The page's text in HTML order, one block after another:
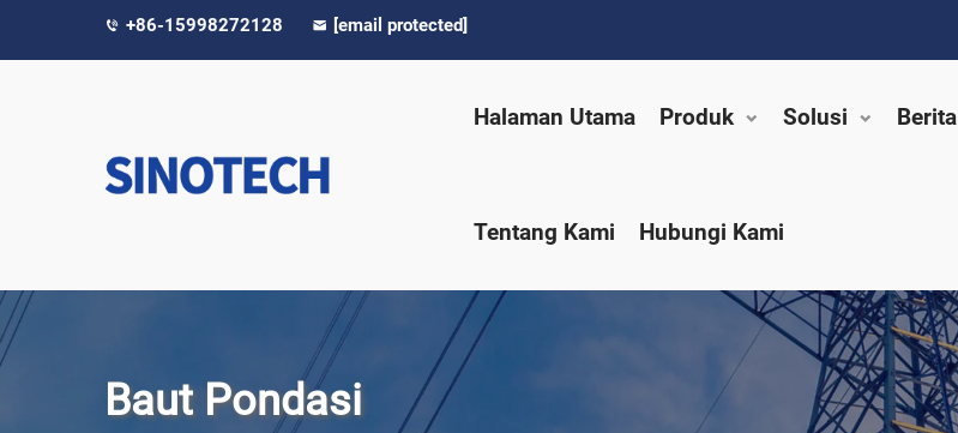
+86-15998272128 [email protected]
Halaman Utama Produk Solusi Berita
Tentang Kami Hubungi Kami
Baut Pondasi